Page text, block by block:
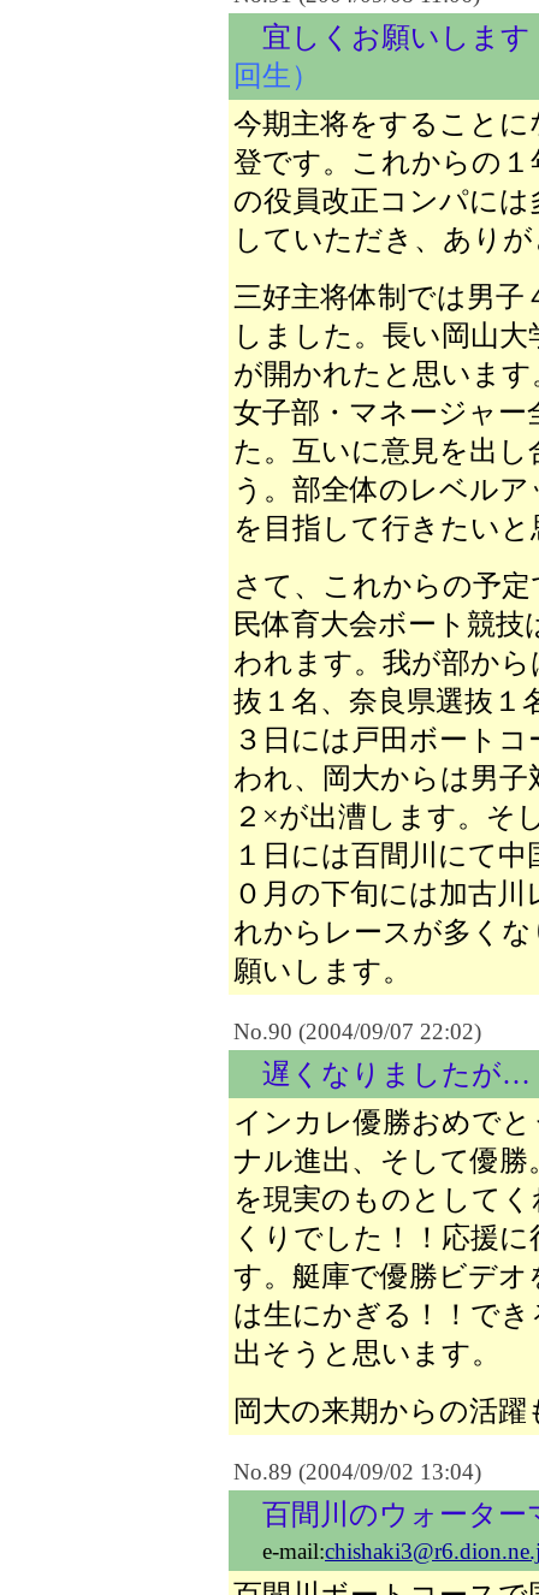
宜しくお願いします
回生）
今期主将をすること
登です。これからの
の役員改正コンパには
していただき、あり
三好主将体制では男
しました。長い岡山
が開かれたと思いま
女子部・マネージャ
た。互いに意見を出
う。部全体のレベル
を目指して行きたい
さて、これからの予
民体育大会ボート競
われます。我が部か
抜１名、奈良県選抜１
３日には戸田ボート
われ、岡大からは男子
２×が出漕します。そ
１日には百間川にて
０月の下旬には加古
れからレースが多く
願いします。
No.90 (2004/09/07 22:02)
遅くなりましたが…
インカレ優勝おめで
ナル進出、そして優
を現実のものとして
くりでした！！応援
す。艇庫で優勝ビデ
は生にかぎる！！で
出そうと思います。
岡大の来期からの活
No.89 (2004/09/02 13:04)
百間川のウォーター
e-mail: